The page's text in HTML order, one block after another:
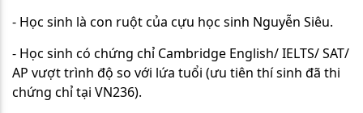
- Học sinh là con ruột của cựu học sinh Nguyễn Siêu.
- Học sinh có chứng chỉ Cambridge English/ IELTS/ SAT/
AP vượt trình độ so với lứa tuổi (ưu tiên thí sinh đã thi
chứng chỉ tại VN236).